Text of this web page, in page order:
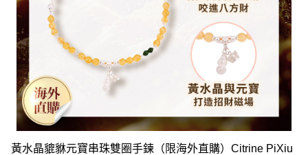
黃水晶貔貅元寶串珠雙圈手鍊（限海外直購）Citrine PiXiu